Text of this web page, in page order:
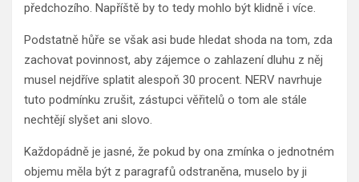
předchozího. Napříště by to tedy mohlo být klidně i více.
Podstatně hůře se však asi bude hledat shoda na tom, zda
zachovat povinnost, aby zájemce o zahlazení dluhu z něj
musel nejdříve splatit alespoň 30 procent. NERV navrhuje
tuto podmínku zrušit, zástupci věřitelů o tom ale stále
nechtějí slyšet ani slovo.
Každopádně je jasné, že pokud by ona zmínka o jednotném
objemu měla být z paragrafů odstraněna, muselo by ji